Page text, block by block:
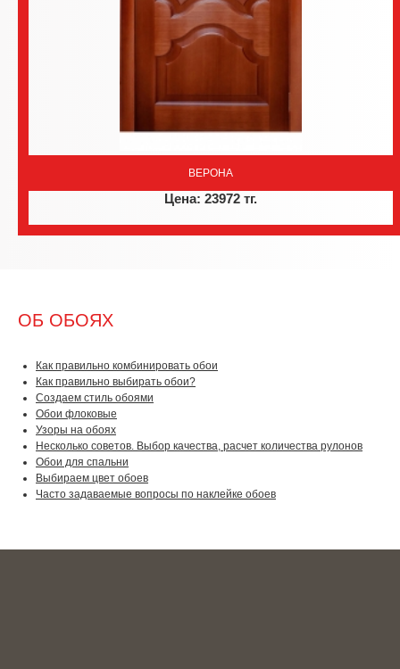
ВЕРОНА
Цена: 23972 тг.
ОБ ОБОЯХ
Как правильно комбинировать обои
Как правильно выбирать обои?
Создаем стиль обоями
Обои флоковые
Узоры на обоях
Несколько советов. Выбор качества, расчет количества рулонов
Обои для спальни
Выбираем цвет обоев
Часто задаваемые вопросы по наклейке обоев